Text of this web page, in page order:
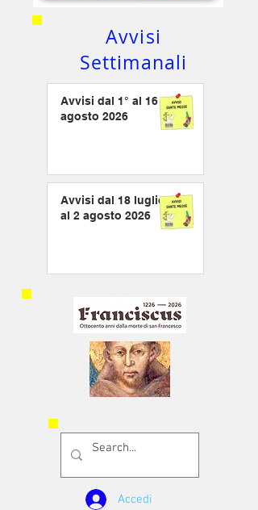
Avvisi
Settimanali
Avvisi dal 1° al 16
agosto 2026
Avvisi dal 18 luglio
al 2 agosto 2026
Accedi